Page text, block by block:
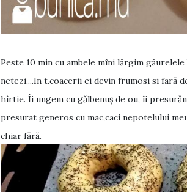
Peste 10 min cu ambele mîni lărgim
netezi....In t.coacerii ei devin frumosi si fară
hîrtie. Îi ungem cu gălbenuș de ou, îi
presurat generos cu mac,caci nepotelului
chiar fără.